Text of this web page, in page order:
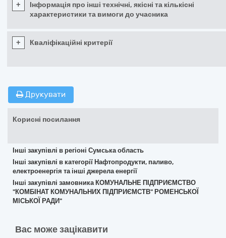
+
Інформація про інші технічні, якісні та кількісні
характеристики та вимоги до учасника
+ Кваліфікаційні критерії
Друкувати
Корисні посилання
Інші закупівлі в регіоні Сумська область
Інші закупівлі в категорії Нафтопродукти, паливо,
електроенергія та інші джерела енергії
Інші закупівлі замовника КОМУНАЛЬНЕ ПІДПРИЄМСТВО
"КОМБІНАТ КОМУНАЛЬНИХ ПІДПРИЄМСТВ" РОМЕНСЬКОЇ
МІСЬКОЇ РАДИ"
Вас може зацікавити